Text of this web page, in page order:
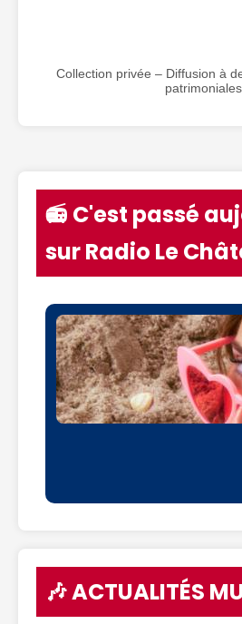
Collection privée – Diffusion à
patrimoniales
📻 C'est passé
sur Radio Le
🎶 ACTUALITÉS